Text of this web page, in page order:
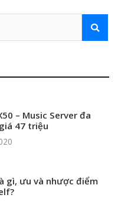
– Music Server đa
47 triệu
gì, ưu và nhược điểm